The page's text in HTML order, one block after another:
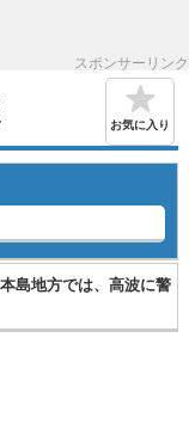
スポンサーリンク
お気に入り
島地方では、高波に警